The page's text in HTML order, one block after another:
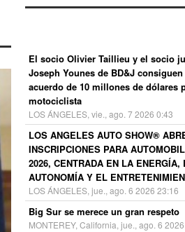
El socio Olivier Taillieu y el socio
Joseph Younes de BD&J
acuerdo de 10 millones de dólares
motociclista
LOS ÁNGELES, vie., ago. 7 2026 0:43
LOS ANGELES AUTO SHOW®
INSCRIPCIONES PARA
2026, CENTRADA EN LA ENERGÍA,
AUTONOMÍA Y EL
LOS ÁNGELES, jue., ago. 6 2026 23:16
Big Sur se merece un gran respeto
MONTEREY, California, jue., ago. 6